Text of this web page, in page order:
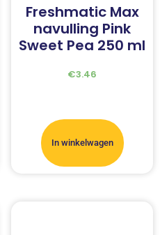
Freshmatic Max
navulling Pink
Sweet Pea 250 ml
€3.46
In winkelwagen